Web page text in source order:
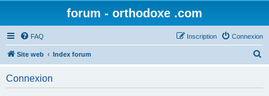
forum - orthodoxe .com
FAQ Connexion
Inscription
Site web Index forum
Connexion